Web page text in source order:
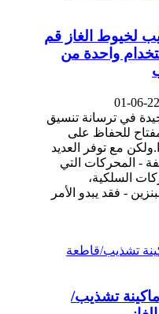
تشذيب لخيوط الغاز قم
واحدة من
في ترسانة تنسيق
للحفاظ على
مع توفر العديد
- المحركات التي
السلكية،
- فقد يبدو الأمر
Cub Cadet BC490 ماكينة تشذيب/